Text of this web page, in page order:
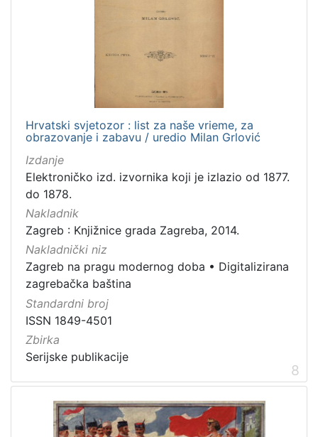
Hrvatski svjetozor : list za naše vrieme, za
obrazovanje i zabavu / uredio Milan Grlović
Izdanje
Elektroničko izd. izvornika koji je izlazio od 1877.
do 1878.
Nakladnik
Zagreb : Knjižnice grada Zagreba, 2014.
Nakladnički niz
Zagreb na pragu modernog doba • Digitalizirana
zagrebačka baština
Standardni broj
ISSN 1849-4501
Zbirka
Serijske publikacije
8